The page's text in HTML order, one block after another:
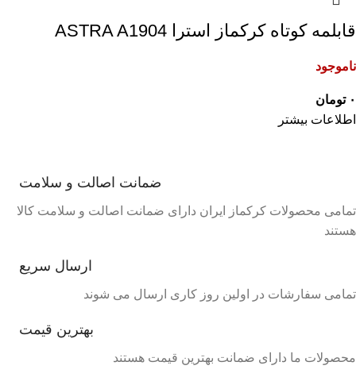
قابلمه کوتاه کرکماز استرا ASTRA A1904
ناموجود
۰ تومان
اطلاعات بیشتر
ضمانت اصالت و سلامت
تمامی محصولات کرکماز ایران دارای ضمانت اصالت و سلامت کالا
هستند
ارسال سریع
تمامی سفارشات در اولین روز کاری ارسال می شوند
بهترین قیمت
محصولات ما دارای ضمانت بهترین قیمت هستند